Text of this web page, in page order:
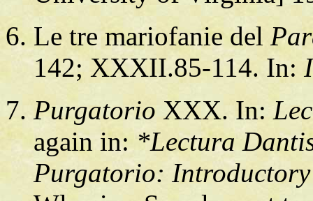
Le tre mariofanie del
142; XXXII.85-114. In:
Purgatorio XXX. In:
again in:*Lectura
Purgatorio: Introductory